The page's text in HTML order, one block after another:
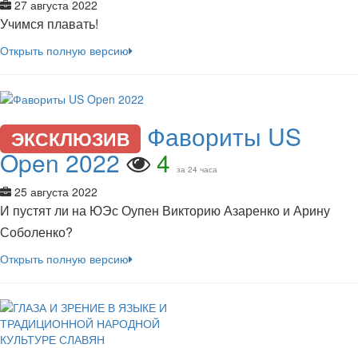
27 августа 2022
Учимся плавать!
Открыть полную версию
ЭКСКЛЮЗИВ Фавориты US
Open 2022 4 за 24 часа
25 августа 2022
И пустят ли на ЮЭс Оупен Викторию Азаренко и Арину
Соболенко?
Открыть полную версию